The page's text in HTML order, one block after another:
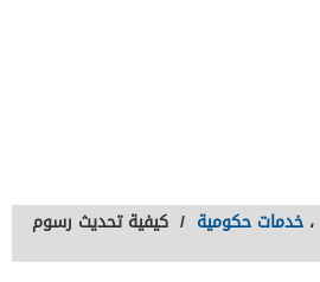
، خدمات حكومية / كيفية تحديث رسوم